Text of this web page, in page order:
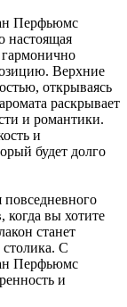
Перфьюмс
настоящая
гармонично
Верхние
открываясь
раскрывает
и романтики.
и
будет долго
повседневного
когда вы хотите
станет
С
Перфьюмс
и